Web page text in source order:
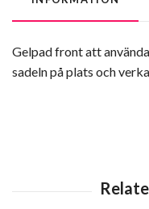
Gelpad front att
sadeln på plats och